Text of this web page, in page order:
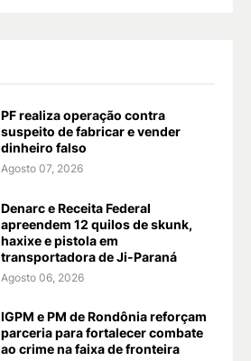
PF realiza operação contra
suspeito de fabricar e vender
dinheiro falso
Agosto 07, 2026
Denarc e Receita Federal
apreendem 12 quilos de skunk,
haxixe e pistola em
transportadora de Ji-Paraná
Agosto 06, 2026
IGPM e PM de Rondônia reforçam
parceria para fortalecer combate
ao crime na faixa de fronteira